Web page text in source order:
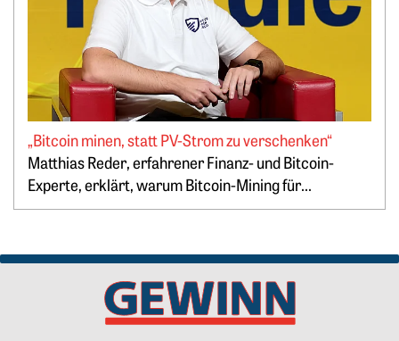
Springe zum Ende des Werbebanners
„Bitcoin minen, statt PV-Strom zu verschenken“
Matthias Reder, erfahrener Finanz- und Bitcoin-
Experte, erklärt, warum Bitcoin-Mining für...